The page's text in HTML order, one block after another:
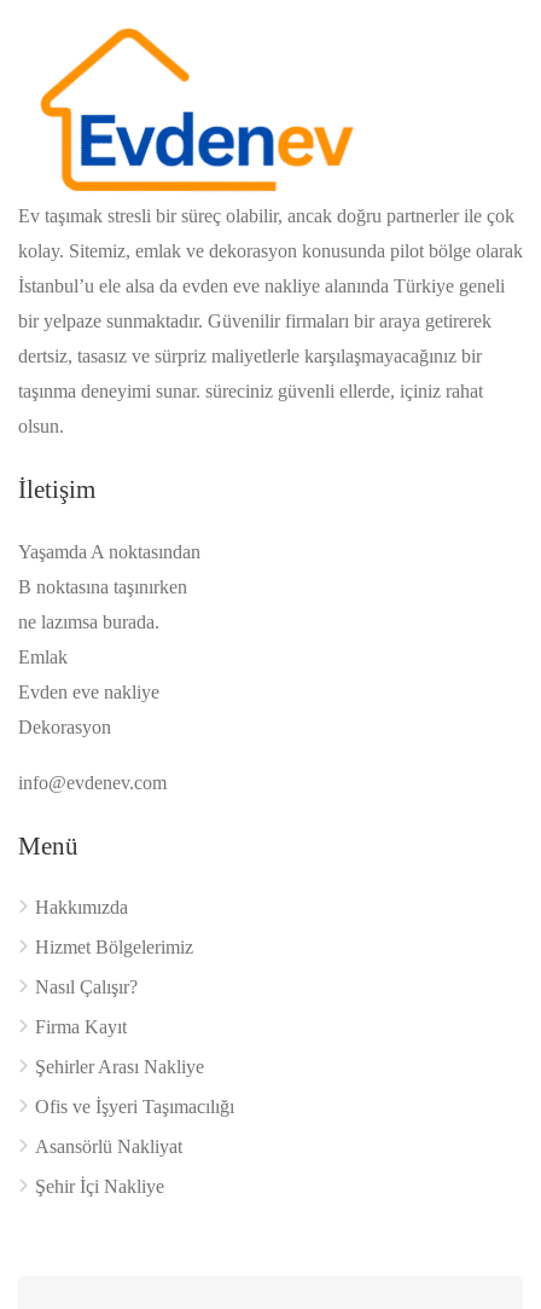
Ev taşımak stresli bir süreç olabilir, ancak doğru partnerler ile çok
kolay. Sitemiz, emlak ve dekorasyon konusunda pilot bölge olarak
İstanbul’u ele alsa da evden eve nakliye alanında Türkiye geneli
bir yelpaze sunmaktadır. Güvenilir firmaları bir araya getirerek
dertsiz, tasasız ve sürpriz maliyetlerle karşılaşmayacağınız bir
taşınma deneyimi sunar. süreciniz güvenli ellerde, içiniz rahat
olsun.
İletişim
Yaşamda A noktasından
B noktasına taşınırken
ne lazımsa burada.
Emlak
Evden eve nakliye
Dekorasyon
info@evdenev.com
Menü
Hakkımızda
Hizmet Bölgelerimiz
Nasıl Çalışır?
Firma Kayıt
Şehirler Arası Nakliye
Ofis ve İşyeri Taşımacılığı
Asansörlü Nakliyat
Şehir İçi Nakliye